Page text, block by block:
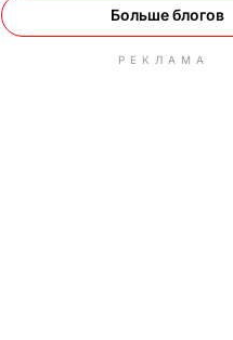
Больше блогов
РЕКЛАМА